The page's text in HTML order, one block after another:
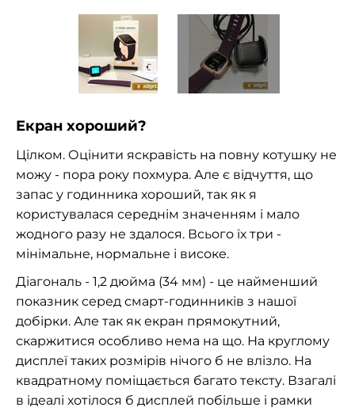
Екран хороший?
Цілком. Оцінити яскравість на повну котушку не
можу - пора року похмура. Але є відчуття, що
запас у годинника хороший, так як я
користувалася середнім значенням і мало
жодного разу не здалося. Всього їх три -
мінімальне, нормальне і високе.
Діагональ - 1,2 дюйма (34 мм) - це найменший
показник серед смарт-годинників з нашої
добірки. Але так як екран прямокутний,
скаржитися особливо нема на що. На круглому
дисплеї таких розмірів нічого б не влізло. На
квадратному поміщається багато тексту. Взагалі
в ідеалі хотілося б дисплей побільше і рамки